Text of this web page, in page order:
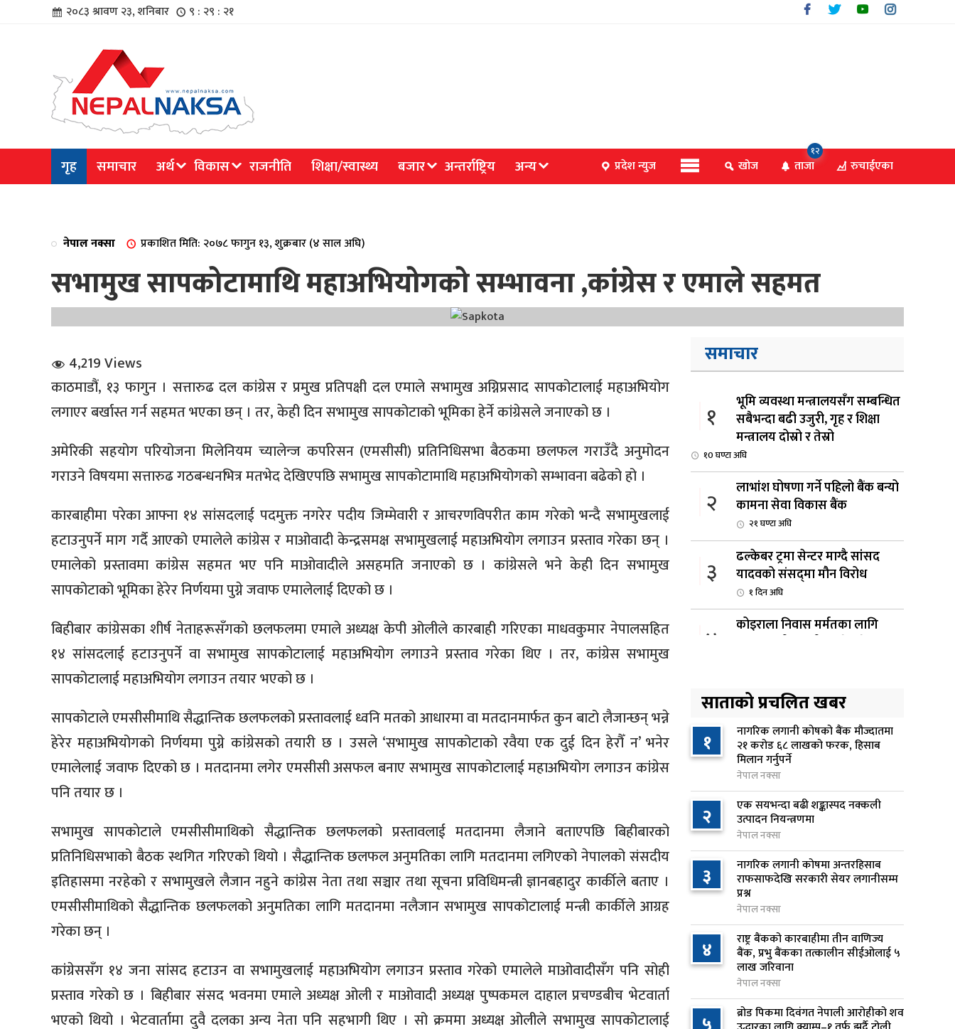
२०८३ श्रावण २३, शनिबार ९ : २९ : २१
गृह समाचार अर्थ विकास राजनीति शिक्षा/स्वास्थ्य बजार अन्तर्राष्ट्रिय अन्य प्रदेश न्युज खोज ताजा
१२
रुचाईएका
नेपाल नक्सा प्रकाशित मिति: २०७८ फागुन १३, शुक्रबार (४ साल अघि)
सभामुख सापकोटामाथि महाअभियोगको सम्भावना ,कांग्रेस र एमाले सहमत
4,219 Views
काठमाडौं, १३ फागुन । सत्तारुढ दल कांग्रेस र प्रमुख प्रतिपक्षी दल एमाले सभामुख अग्निप्रसाद सापकोटालाई महाअभियोग
लगाएर बर्खास्त गर्न सहमत भएका छन् । तर, केही दिन सभामुख सापकोटाको भूमिका हेर्ने कांग्रेसले जनाएको छ ।
अमेरिकी सहयोग परियोजना मिलेनियम च्यालेन्ज कर्पारेसन (एमसीसी) प्रतिनिधिसभा बैठकमा छलफल गराउँदै अनुमोदन
गराउने विषयमा सत्तारुढ गठबन्धनभित्र मतभेद देखिएपछि सभामुख सापकोटामाथि महाअभियोगको सम्भावना बढेको हो ।
कारबाहीमा परेका आफ्ना १४ सांसदलाई पदमुक्त नगरेर पदीय जिम्मेवारी र आचरणविपरीत काम गरेको भन्दै सभामुखलाई
हटाउनुपर्ने माग गर्दै आएको एमालेले कांग्रेस र माओवादी केन्द्रसमक्ष सभामुखलाई महाअभियोग लगाउन प्रस्ताव गरेका छन् ।
एमालेको प्रस्तावमा कांग्रेस सहमत भए पनि माओवादीले असहमति जनाएको छ । कांग्रेसले भने केही दिन सभामुख
सापकोटाको भूमिका हेरेर निर्णयमा पुग्ने जवाफ एमालेलाई दिएको छ ।
बिहीबार कांग्रेसका शीर्ष नेताहरूसँगको छलफलमा एमाले अध्यक्ष केपी ओलीले कारबाही गरिएका माधवकुमार नेपालसहित
१४ सांसदलाई हटाउनुपर्ने वा सभामुख सापकोटालाई महाअभियोग लगाउने प्रस्ताव गरेका थिए । तर, कांग्रेस सभामुख
सापकोटालाई महाअभियोग लगाउन तयार भएको छ ।
सापकोटाले एमसीसीमाथि सैद्धान्तिक छलफलको प्रस्तावलाई ध्वनि मतको आधारमा वा मतदानमार्फत कुन बाटो लैजान्छन् भन्ने
हेरेर महाअभियोगको निर्णयमा पुग्ने कांग्रेसको तयारी छ । उसले ‘सभामुख सापकोटाको रवैया एक दुई दिन हेरौँ न’ भनेर
एमालेलाई जवाफ दिएको छ । मतदानमा लगेर एमसीसी असफल बनाए सभामुख सापकोटालाई महाअभियोग लगाउन कांग्रेस
पनि तयार छ ।
सभामुख सापकाेटाले एमसीसीमाथिको सैद्धान्तिक छलफलको प्रस्तावलाई मतदानमा लैजाने बताएपछि बिहीबारको
प्रतिनिधिसभाको बैठक स्थगित गरिएको थियो । सैद्धान्तिक छलफल अनुमतिका लागि मतदानमा लगिएको नेपालको संसदीय
इतिहासमा नरहेको र सभामुखले लैजान नहुने कांग्रेस नेता तथा सञ्चार तथा सूचना प्रविधिमन्त्री ज्ञानबहादुर कार्कीले बताए ।
एमसीसीमाथिको सैद्धान्तिक छलफलको अनुमतिका लागि मतदानमा नलैजान सभामुख सापकोटालाई मन्त्री कार्कीले आग्रह
गरेका छन् ।
कांग्रेससँग १४ जना सांसद हटाउन वा सभामुखलाई महाअभियोग लगाउन प्रस्ताव गरेको एमालेले माओवादीसँग पनि सोही
प्रस्ताव गरेको छ । बिहीबार संसद भवनमा एमाले अध्यक्ष ओली र माओवादी अध्यक्ष पुष्पकमल दाहाल प्रचण्डबीच भेटवार्ता
भएको थियो । भेटवार्तामा दुवै दलका अन्य नेता पनि सहभागी थिए । सो क्रममा अध्यक्ष ओलीले सभामुख सापकोटालाई
समाचार
१
भूमि व्यवस्था मन्त्रालयसँग सम्बन्धित
सबैभन्दा बढी उजुरी, गृह र शिक्षा
मन्त्रालय दोस्रो र तेस्रो
१0 घण्टा अघि
२
लाभांश घोषणा गर्ने पहिलो बैंक बन्यो
कामना सेवा विकास बैंक
२१ घण्टा अघि
३
ढल्केबर ट्रमा सेन्टर माग्दै सांसद
यादवको संसद्‌मा मौन विरोध
१ दिन अघि
४
कोइराला निवास मर्मतका लागि
५
रूकुम पश्चिममा प्रहरीको गाडीले
मोटरसाइकललाई ठक्कर दिँदा
किशोरको मृत्यु
१ दिन अघि
६
प्रतिनिधिसभा बैठक बस्दै , पाँच
विधेयक र प्रतिवेदन प्रस्तुत हुने
१ दिन अघि
७
आज बस्ने भनिएको राष्ट्रिय सभाको
बैठक बुधबारका लागि सर्‍यो
१ दिन अघि
८
वीरगञ्जमा ट्यांकरको सिल खोलेर तेल
निकाल्ने सात जना रंगेहात पक्राउ
१ दिन अघि
९
जन्मसिद्ध नागरिकता कडा बनाउने
ट्रम्पको नयाँ प्रयास, दुई कार्यकारी
साताको प्रचलित खबर
१ नागरिक लगानी कोषको बैंक मौज्दातमा
२१ करोड ६८ लाखको फरक, हिसाब
मिलान गर्नुपर्ने
नेपाल नक्सा
२ एक सयभन्दा बढी शङ्कास्पद नक्कली
उत्पादन नियन्त्रणमा
नेपाल नक्सा
३ नागरिक लगानी कोषमा अन्तरहिसाब
राफसाफदेखि सरकारी सेयर लगानीसम्म
प्रश्न
नेपाल नक्सा
४ राष्ट्र बैंकको कारबाहीमा तीन वाणिज्य
बैंक, प्रभु बैंकका तत्कालीन सीईओलाई ५
लाख जरिवाना
नेपाल नक्सा
ब्रोड पिकमा दिवंगत नेपाली आरोहीको शव